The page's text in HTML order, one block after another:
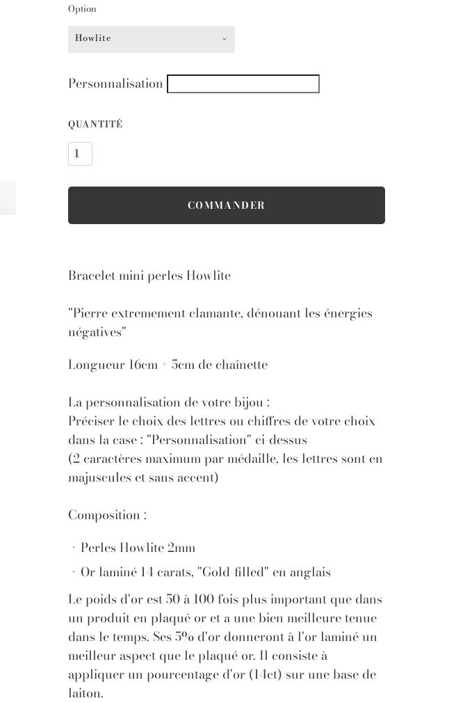
Option
Howlite
Personnalisation
QUANTITÉ
Bracelet mini perles Howlite
"Pierre extremement clamante, dénouant les énergies
négatives"
Longueur 16cm + 5cm de chaînette
La personnalisation de votre bijou :
Préciser le choix des lettres ou chiffres de votre choix
dans la case : "Personnalisation" ci-dessus
(2 caractères maximum par médaille, les lettres sont en
majuscules et sans accent)
Composition :
Perles Howlite 2mm
Or laminé 14 carats, "Gold-filled" en anglais
Le poids d'or est 50 à 100 fois plus important que dans
un produit en plaqué or et a une bien meilleure tenue
dans le temps. Ses 5% d'or donneront à l'or laminé un
meilleur aspect que le plaqué or. Il consiste à
appliquer un pourcentage d'or (14ct) sur une base de
laiton.